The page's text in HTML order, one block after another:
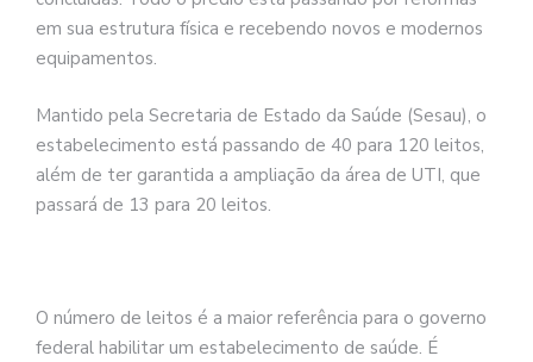
em sua estrutura física e recebendo novos e modernos
equipamentos.
Mantido pela Secretaria de Estado da Saúde (Sesau), o
estabelecimento está passando de 40 para 120 leitos,
além de ter garantida a ampliação da área de UTI, que
passará de 13 para 20 leitos.
O número de leitos é a maior referência para o governo
federal habilitar um estabelecimento de saúde. É